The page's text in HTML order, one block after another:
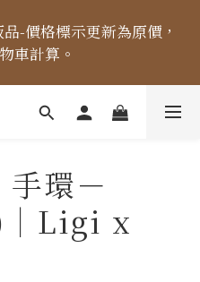
-價格標示更新為原價，
車計算。
-價格標示更新為原價，
車計算。
二、四、五出貨 (國定假
點前未完成付款」之訂
站滿1000元免運費！
手環－
Ligi x